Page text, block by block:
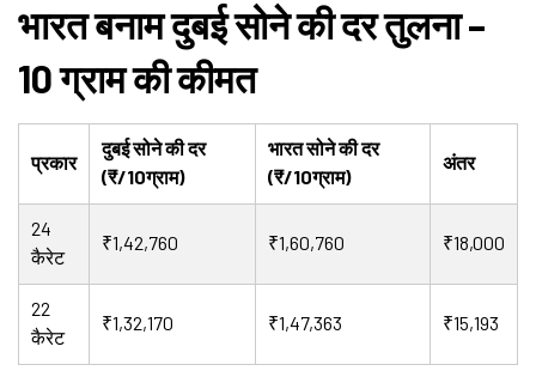
भारत बनाम दुबई सोने की दर तुलना –
10 ग्राम की कीमत
प्रकार
दुबई सोने की दर
(₹/10ग्राम)
भारत सोने की दर
(₹/10ग्राम)
अंतर
24
कैरेट
₹1,42,760 ₹1,60,760 ₹18,000
22
कैरेट
₹1,32,170 ₹1,47,363 ₹15,193